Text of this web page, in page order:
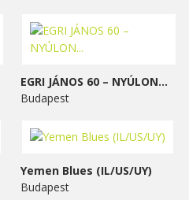
EGRI JÁNOS 60 – NYÚLON...
Budapest
Yemen Blues (IL/US/UY)
Budapest